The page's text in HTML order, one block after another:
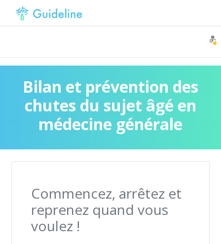
Bilan et prévention des
chutes du sujet âgé en
médecine générale
Commencez, arrêtez et
reprenez quand vous
voulez !